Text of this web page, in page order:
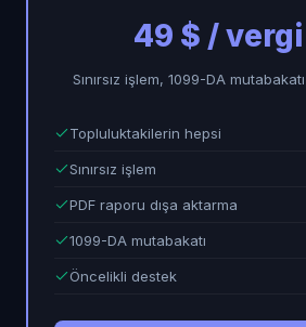
49 $ / vergi
Sınırsız işlem, 1099-DA
Topluluktakilerin hepsi
Sınırsız işlem
PDF raporu dışa aktarma
1099-DA mutabakatı
Öncelikli destek